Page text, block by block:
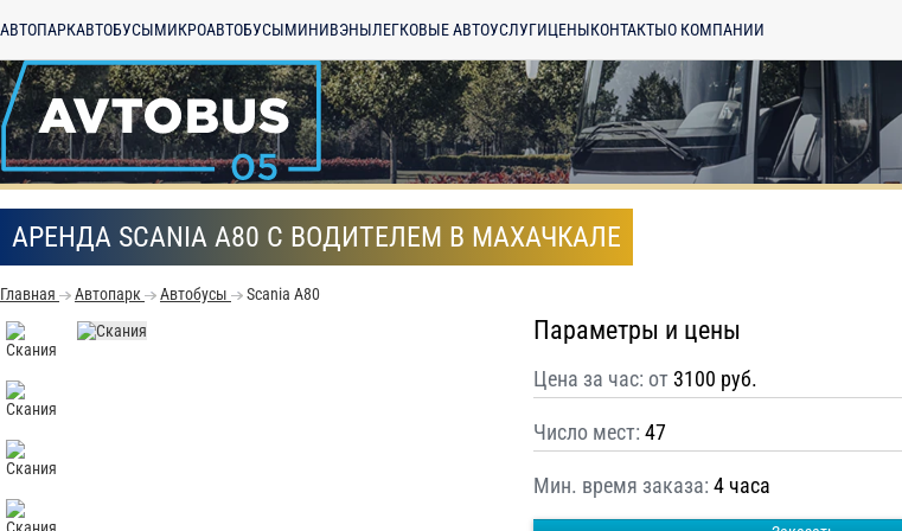
АВТОПАРКАВТОБУСЫМИКРОАВТОБУСЫМИНИВЭНЫЛЕГКОВЫЕ АВТОУСЛУГИЦЕНЫКОНТАКТЫО КОМПАНИИ
АРЕНДА SCANIA A80 С ВОДИТЕЛЕМ В МАХАЧКАЛЕ
Главная Автопарк Автобусы Scania A80
Параметры и цены
Цена за час: от 3100 руб.
Число мест: 47
Мин. время заказа: 4 часа